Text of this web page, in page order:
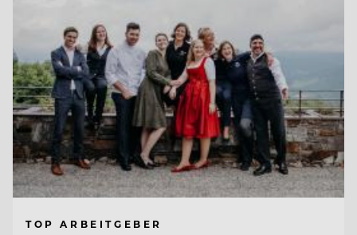
TOP ARBEITGEBER